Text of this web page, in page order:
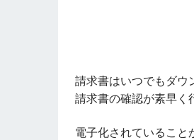
請求書はいつでもダウ
請求書の確認が素早く
電子化されていること